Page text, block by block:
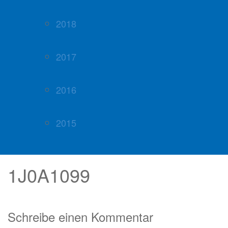
2018
2017
2016
2015
1J0A1099
Schreibe einen Kommentar